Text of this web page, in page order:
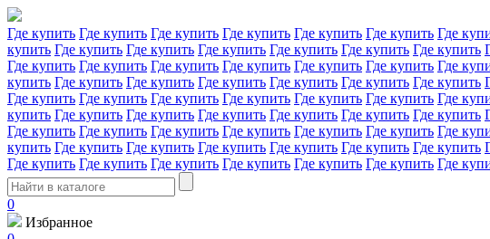
Где купить Где купить Где купить Где купить Где купить Где купить Где
купить Где купить Где купить Где купить Где купить Где купить Где купить
Где купить Где купить Где купить Где купить Где купить Где купить Где
купить Где купить Где купить Где купить Где купить Где купить Где купить
Где купить Где купить Где купить Где купить Где купить Где купить Где
купить Где купить Где купить Где купить Где купить Где купить Где купить
Где купить Где купить Где купить Где купить Где купить Где купить Где
купить Где купить Где купить Где купить Где купить Где купить Где купить
Где купить Где купить Где купить Где купить Где купить Где купить Где
0
Избранное